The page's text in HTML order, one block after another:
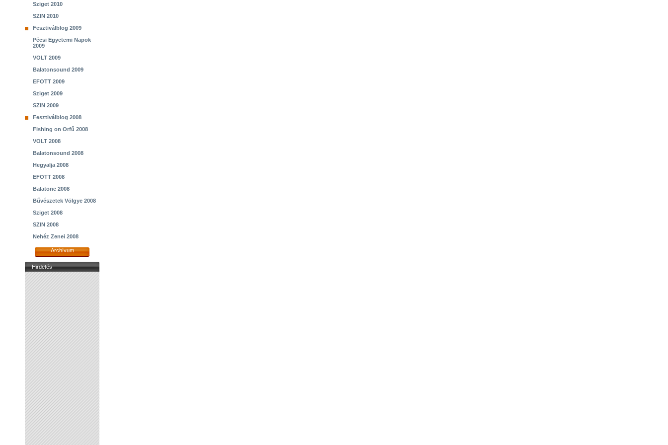
Sziget 2010
SZIN 2010
Fesztiválblog 2009
Pécsi Egyetemi Napok
2009
VOLT 2009
Balatonsound 2009
EFOTT 2009
Sziget 2009
SZIN 2009
Fesztiválblog 2008
Fishing on Orfű 2008
VOLT 2008
Balatonsound 2008
Hegyalja 2008
EFOTT 2008
Balatone 2008
Bűvészetek Völgye 2008
Sziget 2008
SZIN 2008
Nehéz Zenei 2008
Archívum
Hirdetés